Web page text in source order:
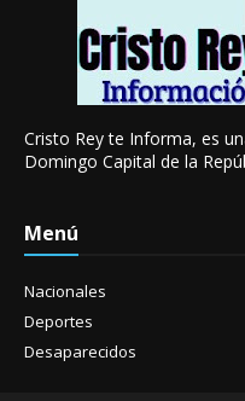
Cristo Rey te Informa, es
Domingo Capital de la
Menú
Nacionales
Deportes
Desaparecidos